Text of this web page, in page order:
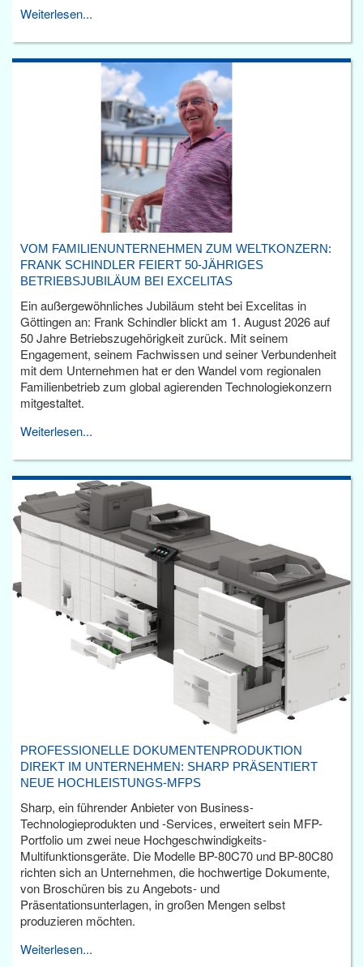
Weiterlesen...
VOM FAMILIENUNTERNEHMEN ZUM WELTKONZERN:
FRANK SCHINDLER FEIERT 50-JÄHRIGES
BETRIEBSJUBILÄUM BEI EXCELITAS
Ein außergewöhnliches Jubiläum steht bei Excelitas in
Göttingen an: Frank Schindler blickt am 1. August 2026 auf
50 Jahre Betriebszugehörigkeit zurück. Mit seinem
Engagement, seinem Fachwissen und seiner Verbundenheit
mit dem Unternehmen hat er den Wandel vom regionalen
Familienbetrieb zum global agierenden Technologiekonzern
mitgestaltet.
Weiterlesen...
PROFESSIONELLE DOKUMENTENPRODUKTION
DIREKT IM UNTERNEHMEN: SHARP PRÄSENTIERT
NEUE HOCHLEISTUNGS-MFPS
Sharp, ein führender Anbieter von Business-
Technologieprodukten und -Services, erweitert sein MFP-
Portfolio um zwei neue Hochgeschwindigkeits-
Multifunktionsgeräte. Die Modelle BP-80C70 und BP-80C80
richten sich an Unternehmen, die hochwertige Dokumente,
von Broschüren bis zu Angebots- und
Präsentationsunterlagen, in großen Mengen selbst
produzieren möchten.
Weiterlesen...